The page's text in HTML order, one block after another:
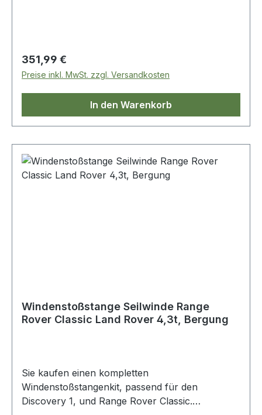
Regulärer Preis:
351,99 €
Preise inkl. MwSt. zzgl. Versandkosten
In den Warenkorb
Windenstoßstange Seilwinde Range
Rover Classic Land Rover 4,3t, Bergung
Sie kaufen einen kompletten
Windenstoßstangenkit, passend für den
Discovery 1, und Range Rover Classic.